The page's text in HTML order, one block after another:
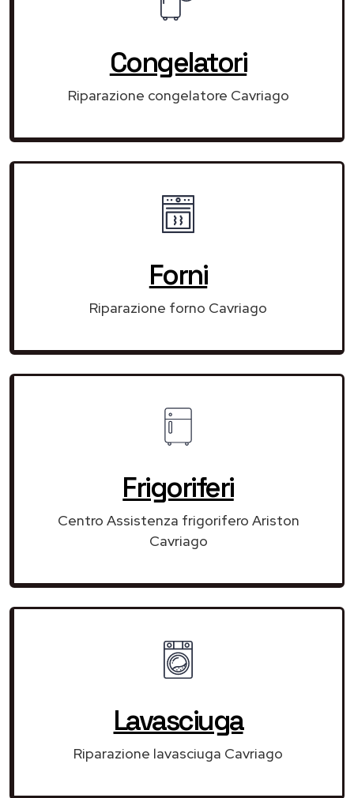
Congelatori
Riparazione congelatore Cavriago
Forni
Riparazione forno Cavriago
Frigoriferi
Centro Assistenza frigorifero Ariston
Cavriago
Lavasciuga
Riparazione lavasciuga Cavriago